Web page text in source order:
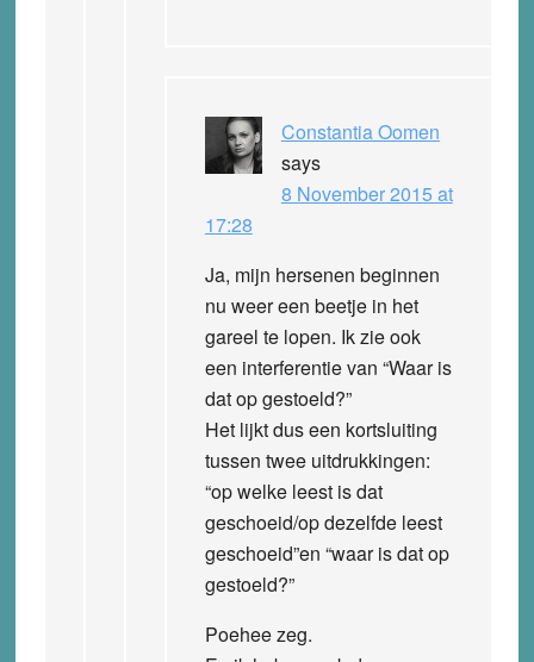
Constantia Oomen
says
8 November 2015 at
17:28
Ja, mijn hersenen beginnen
nu weer een beetje in het
gareel te lopen. Ik zie ook
een interferentie van “Waar is
dat op gestoeld?”
Het lijkt dus een kortsluiting
tussen twee uitdrukkingen:
“op welke leest is dat
geschoeid/op dezelfde leest
geschoeid”en “waar is dat op
gestoeld?”
Poehee zeg.